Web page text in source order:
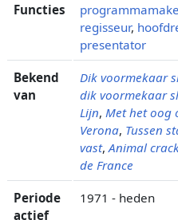
Functies
regisseur,
presentator
Bekend
van
Dik voormekaar
dik voormekaar
Lijn, Met het oog
Verona, Tussen
vast, Animal
de France
Periode
actief
1971 - heden